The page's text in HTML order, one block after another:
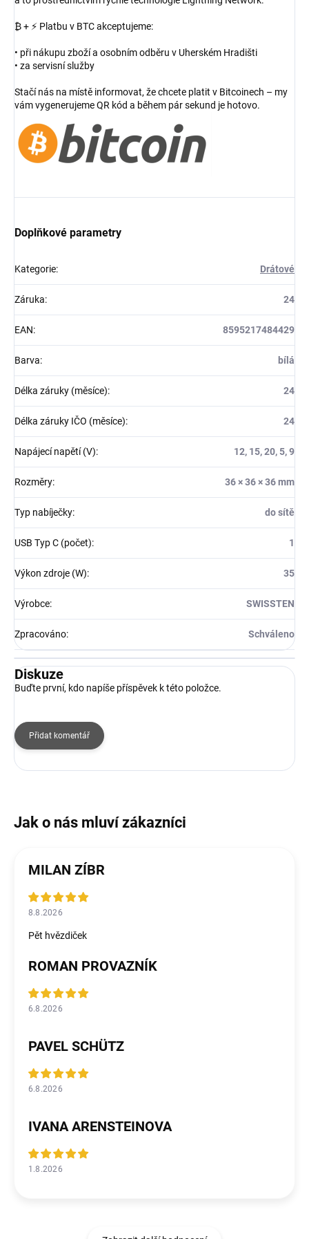
₿ + ⚡ Platbu v BTC akceptujeme:
• při nákupu zboží a osobním odběru v Uherském Hradišti
• za servisní služby
Stačí nás na místě informovat, že chcete platit v Bitcoinech – my
vám vygenerujeme QR kód a během pár sekund je hotovo.
Doplňkové parametry
Kategorie: Drátové
Záruka: 24
EAN: 8595217484429
Barva: bílá
Délka záruky (měsíce): 24
Délka záruky IČO (měsíce): 24
Napájecí napětí (V): 12, 15, 20, 5, 9
Rozměry: 36 × 36 × 36 mm
Typ nabíječky: do sítě
USB Typ C (počet): 1
Výkon zdroje (W): 35
Výrobce: SWISSTEN
Zpracováno: Schváleno
Diskuze
Buďte první, kdo napíše příspěvek k této položce.
Přidat komentář
MILAN ZÍBR
8.8.2026
Pět hvězdiček
ROMAN PROVAZNÍK
6.8.2026
PAVEL SCHÜTZ
6.8.2026
IVANA ARENSTEINOVA
1.8.2026